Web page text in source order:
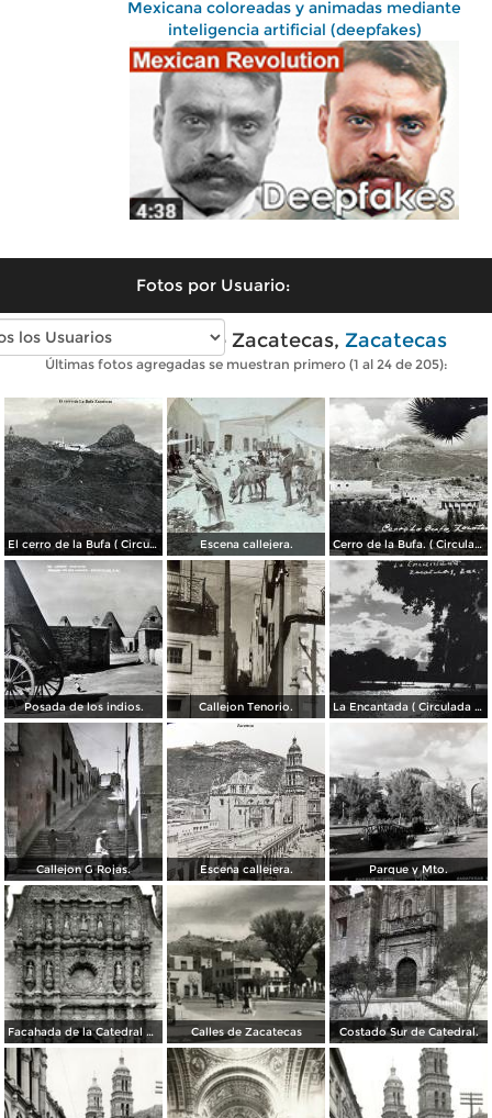
Mexicana coloreadas y animadas mediante
inteligencia artificial (deepfakes)
Fotos por Usuario:
Fotos antiguas de Zacatecas, Zacatecas
Últimas fotos agregadas se muestran primero (1 al 24 de 205):
El cerro de la Bufa ( Circulada el 5 de Diciembre de 1910 ). Escena callejera. Cerro de la Bufa. ( Circulada el 27 de Octubre de 1950 ).
Posada de los indios. Callejon Tenorio. La Encantada ( Circulada el 26 de Mayo de 1948 ).
Callejon G Rojas. Escena callejera. Parque y Mto.
Facahada de la Catedral de Zacatecas Calles de Zacatecas Costado Sur de Catedral.